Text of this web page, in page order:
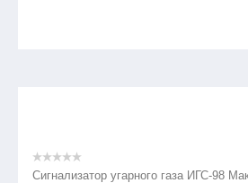
Сигнализатор угарного газа ИГС-98